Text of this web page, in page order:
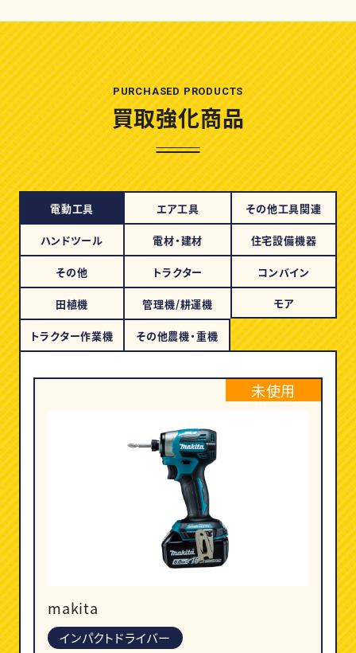
PURCHASED PRODUCTS
買取強化商品
電動工具 エア工具 その他工具関連
ハンドツール 電材・建材 住宅設備機器
その他 トラクター コンバイン
田植機 管理機/耕運機 モア
トラクター作業機 その他農機・重機
未使用
makita
インパクトドライバー